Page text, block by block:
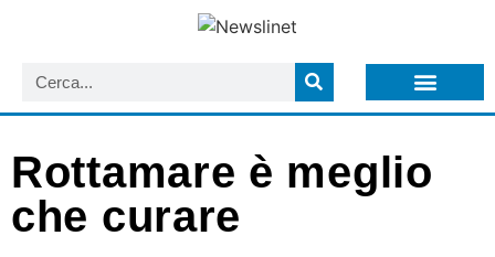
Rottamare è meglio
che curare